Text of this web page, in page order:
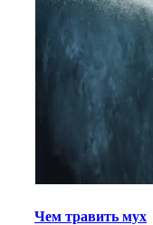
Чем травить мух